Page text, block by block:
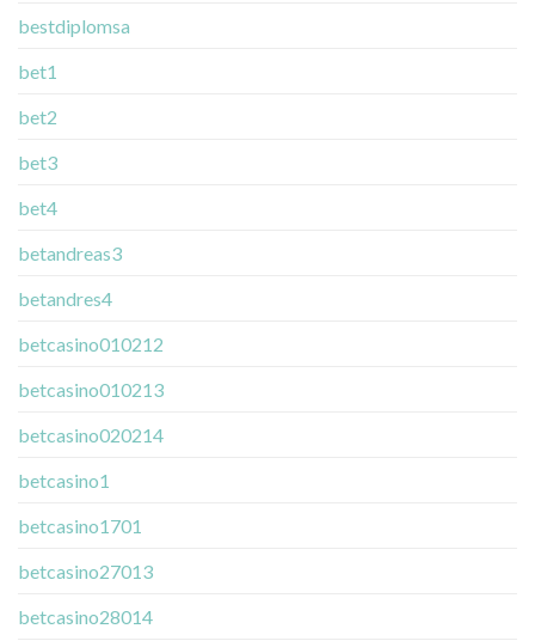
bestdiplomsa
bet1
bet2
bet3
bet4
betandreas3
betandres4
betcasino010212
betcasino010213
betcasino020214
betcasino1
betcasino1701
betcasino27013
betcasino28014